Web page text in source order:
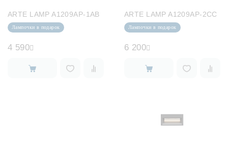
ARTE LAMP A1209AP-1AB
Лампочки в подарок
4 590
ARTE LAMP A1209AP-2CC
Лампочки в подарок
6 200